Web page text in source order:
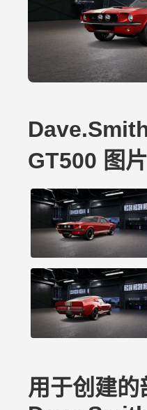
GT500 图片
用于创建的